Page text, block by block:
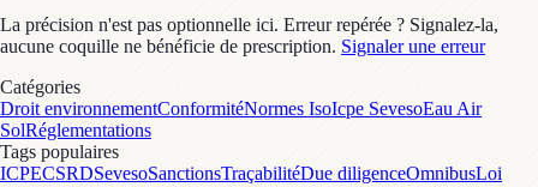
La précision n'est pas optionnelle ici. Erreur repérée ? Signalez-la,
aucune coquille ne bénéficie de prescription. Signaler une erreur
Catégories
Droit environnementConformitéNormes IsoIcpe SevesoEau Air
SolRéglementations
Tags populaires
ICPECSRDSevesoSanctionsTraçabilitéDue diligenceOmnibusLoi